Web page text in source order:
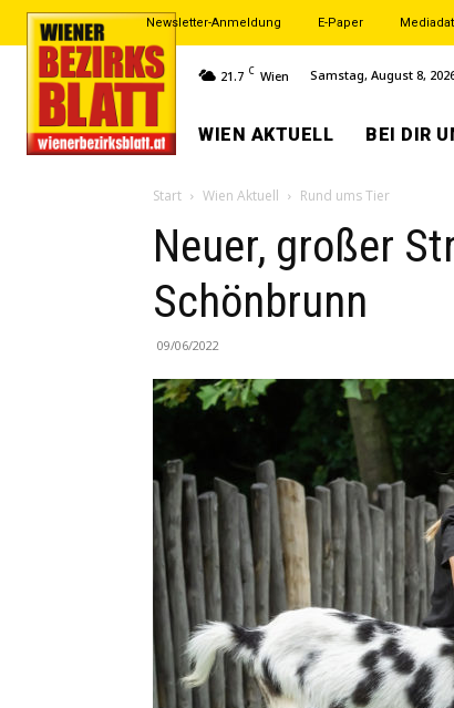
Newsletter-Anmeldung E-Paper
21.7 C Wien Samstag, August 8,
WIEN AKTUELL BEI DIR
Start Wien Aktuell Rund ums Tier
Neuer, großer
Schönbrunn
09/06/2022